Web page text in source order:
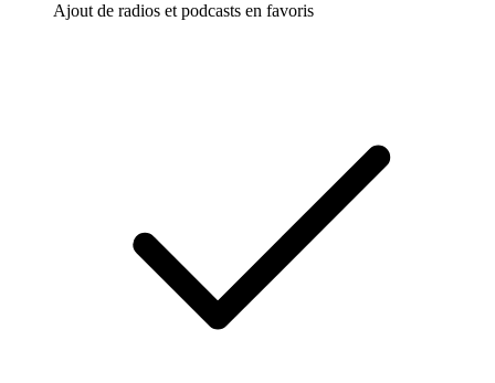
Ajout de radios et podcasts en favoris